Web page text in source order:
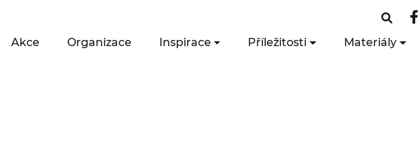
Akce Organizace Inspirace Příležitosti Materiály